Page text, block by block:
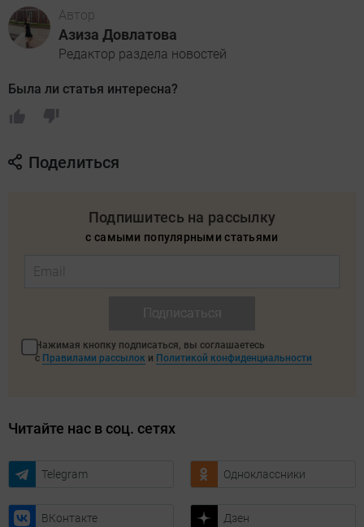
Автор
Азиза Довлатова
Редактор раздела новостей
Была ли статья интересна?
Поделиться
Подпишитесь на рассылку
с самыми популярными статьями
Нажимая кнопку подписаться, вы соглашаетесь
с Правилами рассылок и Политикой конфиденциальности
Читайте нас в соц. сетях
Telegram Одноклассники
ВКонтакте Дзен